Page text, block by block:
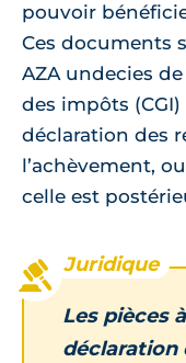
pouvoir
Ces documents
AZA undecies
des impôts
déclaration des
l’achèvement,
celle est
Les pièces
déclaration